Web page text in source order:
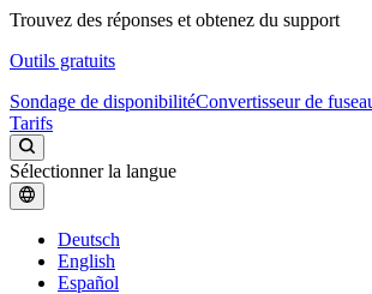
Trouvez des réponses et obtenez du support
Outils gratuits
Sondage de disponibilitéConvertisseur de
Tarifs
Sélectionner la langue
Deutsch
English
Español